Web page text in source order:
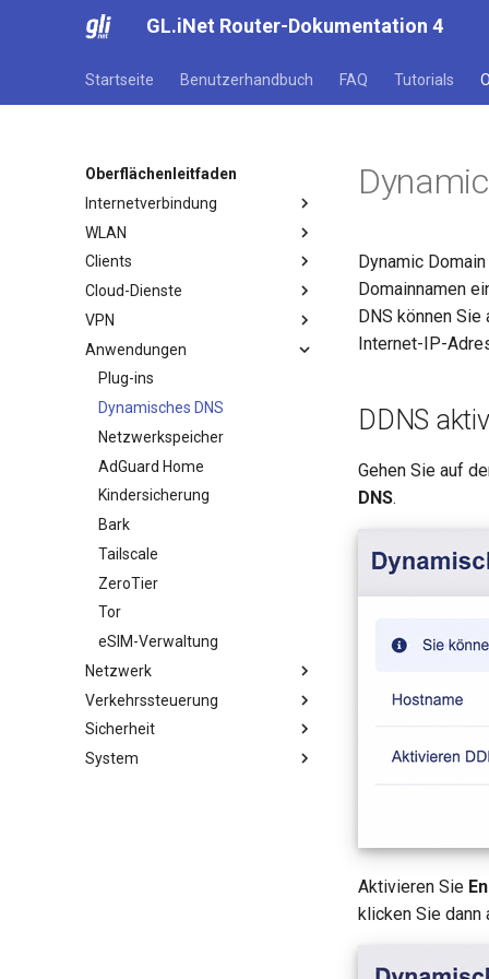
GL.iNet Router-Dokumentation 4
Startseite Benutzerhandbuch FAQ Tutorials
Oberflächenleitfaden
Internetverbindung
Internet
Ethernet
Repeater
Tethering
Cellular
WLAN
WLAN
Clients
Clients
Cloud-Dienste
GoodCloud
AstroWarp
VPN
VPN Dashboard
VPN-Client-Profil
OpenVPN-Client
OpenVPN-Server
WireGuard-Client
WireGuard-Server
Anwendungen
Plug-ins
Dynamisches DNS
Netzwerkspeicher
AdGuard Home
Kindersicherung
Bark
Tailscale
ZeroTier
Tor
eSIM-Verwaltung
Netzwerk
Firewall
Portweiterleitung
Multi-WAN
Verkehrssteuerung
DPI-Engine
Datenstatistiken
Sicherheit
Portweiterleitung
System
Dynamic
Domainnamen
DNS können
Internet-IP-
DDNS
Gehen Sie auf
DNS.
Aktivieren Sie
klicken Sie dann